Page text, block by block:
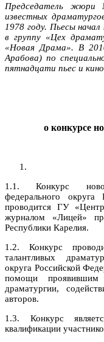
Председатель жюри
известных
1978 году. Пьесы
в группу «Цех
«Новая Драма». В
Арабова) по
пятнадцати пьес и
о конкурсе
1.1. Конкурс
федерального
проводится ГУ
журналом «Лицей»
Республики Карелия.
1.2. Конкурс
талантливых
округа Российской
помощи
драматургии,
авторов.
1.3. Конкурс
квалификации